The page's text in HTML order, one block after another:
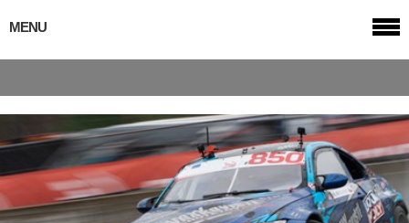
MENU